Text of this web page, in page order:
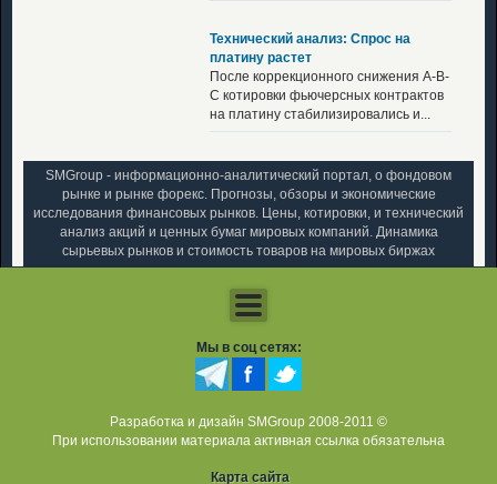
Технический анализ: Спрос на
платину растет
После коррекционного снижения A-B-
C котировки фьючерсных контрактов
на платину стабилизировались и...
SMGroup - информационно-аналитический портал, о фондовом
рынке и рынке форекс. Прогнозы, обзоры и экономические
исследования финансовых рынков. Цены, котировки, и технический
анализ акций и ценных бумаг мировых компаний. Динамика
сырьевых рынков и стоимость товаров на мировых биржах
Мы в соц сетях:
Разработка и дизайн SMGroup 2008-2011 ©
При использовании материала активная ссылка обязательна
Карта сайта